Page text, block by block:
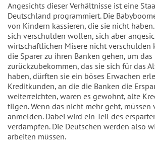
Angesichts dieser Verhältnisse ist eine
Deutschland programmiert. Die
von Kindern kassieren, die sie nicht
sich verschulden wollen, sich aber
wirtschaftlichen Misere nicht verschulden
die Sparer zu ihren Banken gehen, um das
zurückzubekommen, das sie sich für das
haben, dürften sie ein böses Erwachen
Kreditkunden, an die die Banken die
weiterreichten, waren es gewohnt, alte
tilgen. Wenn das nicht mehr geht, müssen
anmelden. Dabei wird ein Teil des
verdampfen. Die Deutschen werden also
arbeiten müssen.